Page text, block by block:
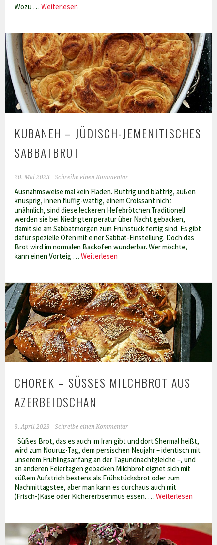
Wozu …Weiterlesen
KUBANEH – JÜDISCH-JEMENITISCHES
SABBATBROT
20. Mai 2023 Schreibe einen Kommentar
Ausnahmsweise mal kein Fladen. Buttrig und blättrig, außen
knusprig, innen fluffig-wattig, einem Croissant nicht
unähnlich, sind diese leckeren Hefebrötchen.Traditionell
werden sie bei Niedrigtemperatur über Nacht gebacken,
damit sie am Sabbatmorgen zum Frühstück fertig sind. Es gibt
dafür spezielle Öfen mit einer Sabbat-Einstellung. Doch das
Brot wird im normalen Backofen wunderbar. Wer möchte,
kann einen Vorteig …Weiterlesen
jemenitisches
Sabbatbrot
CHOREK – SÜSSES MILCHBROT AUS A
ZERBEIDSCHAN
3. April 2023 Schreibe einen Kommentar
Süßes Brot, das es auch im Iran gibt und dort Shermal heißt,
wird zum Nouruz-Tag, dem persischen Neujahr – identisch mit
unserem Frühlingsanfang an der Tagundnachtgleiche –, und
an anderen Feiertagen gebacken.Milchbrot eignet sich mit
süßem Aufstrich bestens als Frühstücksbrot oder zum
Nachmittagstee, aber man kann es durchaus auch mit
(Frisch-)Käse oder Kichererbsenmus essen. …Weiterlesen
aus